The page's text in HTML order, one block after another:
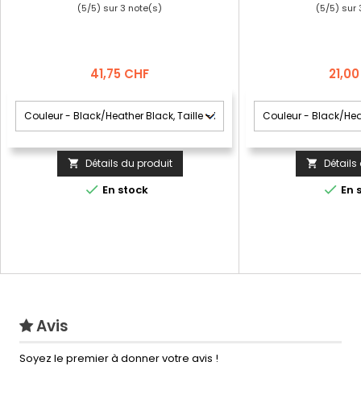
(5/5) sur3 note(s)
Prix
41,75 CHF
 Détails du produit
 En stock
(5/5) sur
Prix
 Détails
 En
Avis
Soyez le premier à donner votre avis !